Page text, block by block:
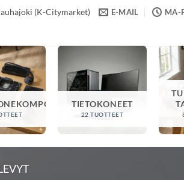
(K-Citymarket) E-MAIL MA-
TIETOKONEET
22 TUOTTEET